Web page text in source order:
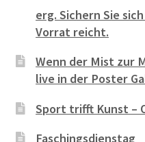
erg. Sichern Sie
Vorrat reicht.
Wenn der Mist zur
live in der Poster
Sport trifft Kunst –
Faschingsdienstag